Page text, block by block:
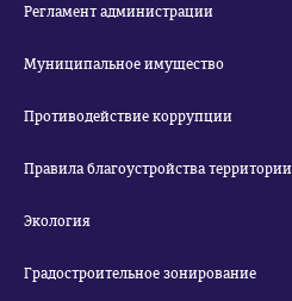
Регламент администрации
Муниципальное имущество
Противодействие коррупции
Правила благоустройства территории
Экология
Градостроительное зонирование